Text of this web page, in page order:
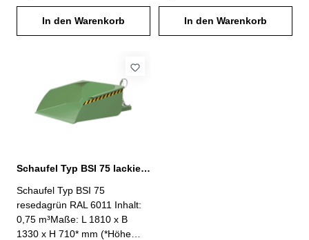
1000 kg - einfache Aufnahme
mit Gabelzinken- Kippen in
jeder Höhe per Seilzug vom
Schürfleiste aus Spezialstahl-
stabiler Grundrahmen-
Sicherung gegen
unbeabsichtigtes Abrutschen-
In den Warenkorb
1000 kg - einfache Aufnahme
mit Gabelzinken- Kippen in
jeder Höhe per Seilzug vom
In den Warenkorb
Schaufel Typ BSI 75 lackiert resedagrün RAL 6011
Schaufel Typ BSI 75
resedagrün RAL 6011 Inhalt:
0,75 m³Maße: L 1810 x B
1330 x H 710* mm (*Höhe